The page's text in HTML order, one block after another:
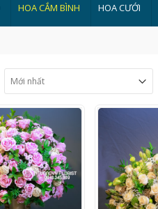
HOA CẮM BÌNH HOA CƯỚI